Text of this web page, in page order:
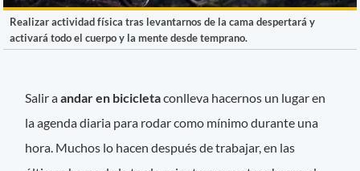
Realizar actividad física tras levantarnos de la cama despertará y
activará todo el cuerpo y la mente desde temprano.
Salir aandar en bicicletaconlleva hacernos un lugar en
la agenda diaria para rodar como mínimo durante una
hora. Muchos lo hacen después de trabajar, en las